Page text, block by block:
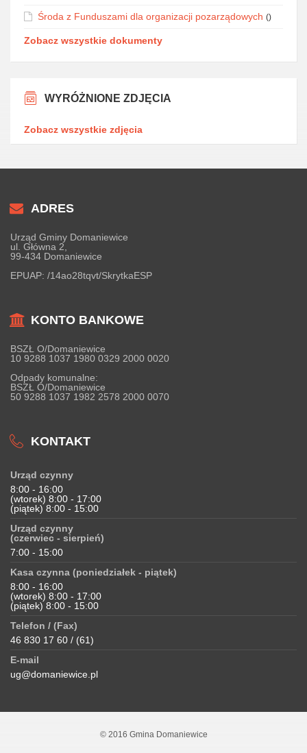
Środa z Funduszami dla organizacji pozarządowych ()
Zobacz wszystkie dokumenty
WYRÓŻNIONE ZDJĘCIA
Zobacz wszystkie zdjęcia
ADRES
Urząd Gminy Domaniewice
ul. Główna 2,
99-434 Domaniewice
EPUAP: /14ao28tqvt/SkrytkaESP
KONTO BANKOWE
BSZŁ O/Domaniewice
10 9288 1037 1980 0329 2000 0020
Odpady komunalne:
BSZŁ O/Domaniewice
50 9288 1037 1982 2578 2000 0070
KONTAKT
Urząd czynny
8:00 - 16:00
(wtorek) 8:00 - 17:00
(piątek) 8:00 - 15:00
Urząd czynny
(czerwiec - sierpień)
7:00 - 15:00
Kasa czynna (poniedziałek - piątek)
8:00 - 16:00
(wtorek) 8:00 - 17:00
(piątek) 8:00 - 15:00
Telefon / (Fax)
46 830 17 60 / (61)
E-mail
ug@domaniewice.pl
© 2016 Gmina Domaniewice